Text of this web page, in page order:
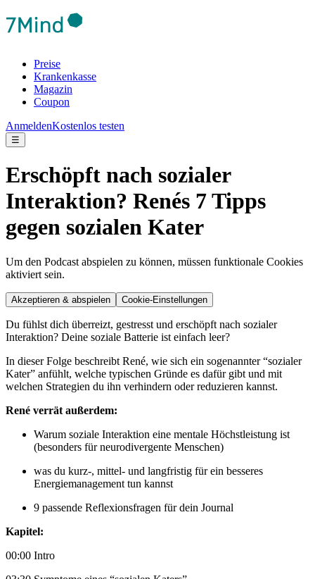
Preise
Krankenkasse
Magazin
Coupon
AnmeldenKostenlos testen
☰
Erschöpft nach sozialer
Interaktion? Renés 7 Tipps
gegen sozialen Kater
Um den Podcast abspielen zu können, müssen funktionale Cookies
aktiviert sein.
Akzeptieren & abspielen Cookie-Einstellungen
Du fühlst dich überreizt, gestresst und erschöpft nach sozialer
Interaktion? Deine soziale Batterie ist einfach leer?
In dieser Folge beschreibt René, wie sich ein sogenannter “sozialer
Kater” anfühlt, welche typischen Gründe es dafür gibt und mit
welchen Strategien du ihn verhindern oder reduzieren kannst.
René verrät außerdem:
Warum soziale Interaktion eine mentale Höchstleistung ist
(besonders für neurodivergente Menschen)
was du kurz-, mittel- und langfristig für ein besseres
Energiemanagement tun kannst
9 passende Reflexionsfragen für dein Journal
Kapitel:
00:00 Intro